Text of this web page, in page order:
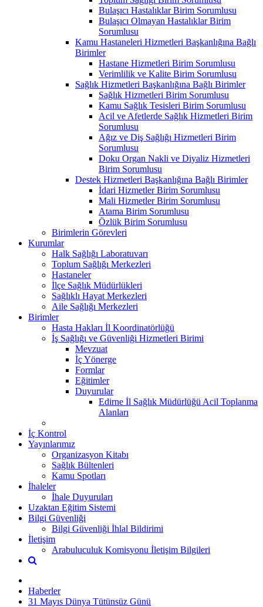
Bulaşıcı Hastalıklar Birim Sorumlusu
Bulaşıcı Olmayan Hastalıklar Birim
Sorumlusu
Kamu Hastaneleri Hizmetleri Başkanlığına Bağlı
Birimler
Hastane Hizmetleri Birim Sorumlusu
Verimlilik ve Kalite Birim Sorumlusu
Sağlık Hizmetleri Başkanlığına Bağlı Birimler
Sağlık Hizmetleri Birim Sorumlusu
Kamu Sağlık Tesisleri Birim Sorumlusu
Acil ve Afetlerde Sağlık Hizmetleri Birim
Sorumlusu
Ağız ve Diş Sağlığı Hizmetleri Birim
Sorumlusu
Doku Organ Nakli ve Diyaliz Hizmetleri
Birim Sorumlusu
Destek Hizmetleri Başkanlığına Bağlı Birimler
İdari Hizmetler Birim Sorumlusu
Mali Hizmetler Birim Sorumlusu
Atama Birim Sorumlusu
Özlük Birim Sorumlusu
Birimlerin Görevleri
Kurumlar
Halk Sağlığı Laboratuvarı
Toplum Sağlığı Merkezleri
Hastaneler
İlçe Sağlık Müdürlükleri
Sağlıklı Hayat Merkezleri
Aile Sağlığı Merkezleri
Birimler
Hasta Hakları İl Koordinatörlüğü
İş Sağlığı ve Güvenliği Hizmetleri Birimi
Mevzuat
İç Yönerge
Formlar
Eğitimler
Duyurular
Edirne İl Sağlık Müdürlüğü Acil Toplanma
Alanları
İç Kontrol
Yayınlarımız
Organizasyon Kitabı
Sağlık Bültenleri
Kamu Spotları
İhaleler
İhale Duyuruları
Uzaktan Eğitim Sistemi
Bilgi Güvenliği
Bilgi Güvenliği İhlal Bildirimi
İletişim
Arabuluculuk Komisyonu İletişim Bilgileri
Haberler
31 Mayıs Dünya Tütünsüz Günü